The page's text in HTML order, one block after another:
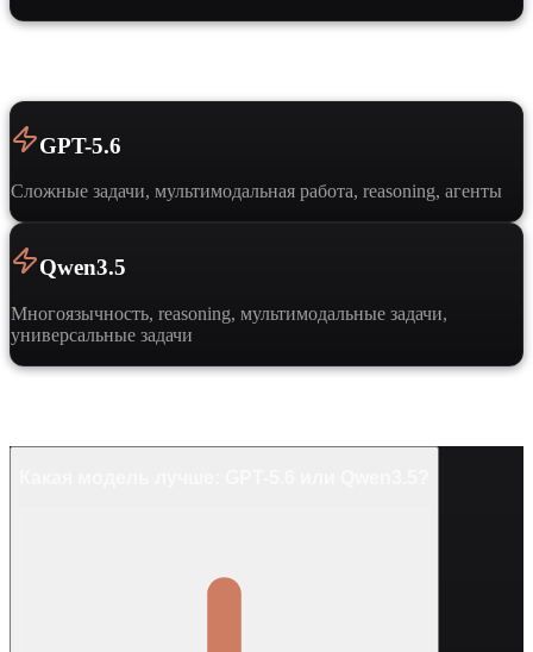
GPT-5.6
Сложные задачи, мультимодальная работа, reasoning, агенты
Qwen3.5
Многоязычность, reasoning, мультимодальные задачи,
универсальные задачи